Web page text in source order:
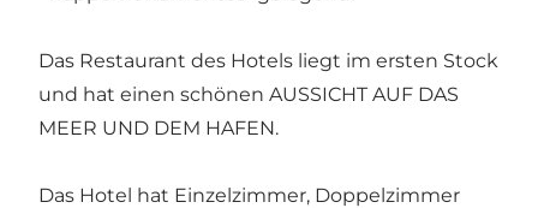
Das Restaurant des Hotels liegt im ersten Stock
und hat einen schönen AUSSICHT AUF DAS
MEER UND DEM HAFEN.
Das Hotel hat Einzelzimmer, Doppelzimmer